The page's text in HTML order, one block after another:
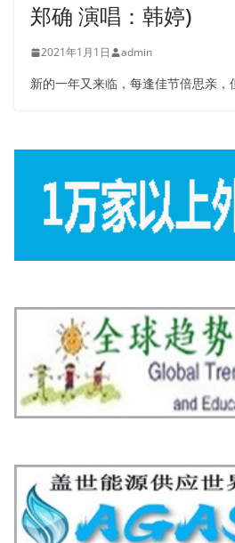
郑确 演唱：韩婷)
2021年1月1日 admin
新的一年又来临，每逢佳节倍思亲，